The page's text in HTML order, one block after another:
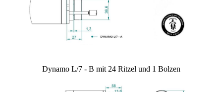
Dynamo L/7 - B mit 24 Ritzel und 1 Bolzen